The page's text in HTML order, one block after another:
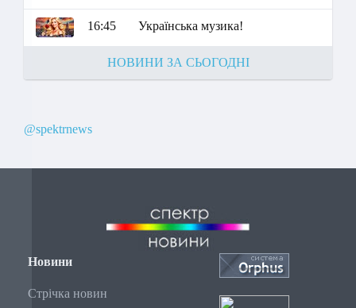
16:45 Українська музика!
НОВИНИ ЗА СЬОГОДНІ
@spektrnews
Новини
Стрічка новин